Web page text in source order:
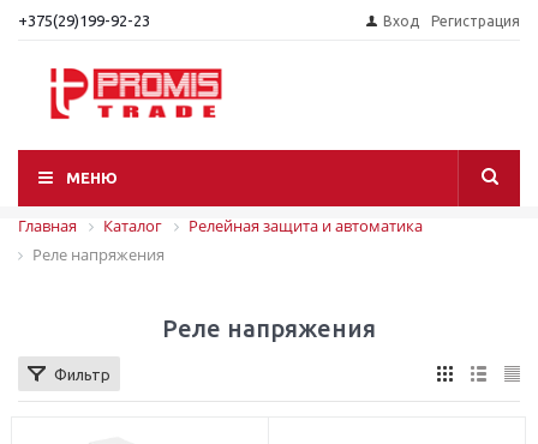
+375(29)199-92-23 Вход Регистрация
МЕНЮ
Главная Каталог
Релейная защита и автоматика
Реле напряжения
Реле напряжения
Фильтр